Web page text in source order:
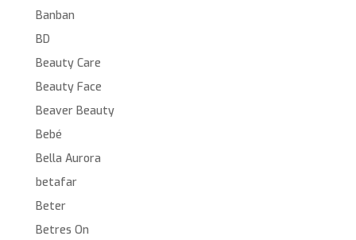
Banban
BD
Beauty Care
Beauty Face
Beaver Beauty
Bebé
Bella Aurora
betafar
Beter
Betres On